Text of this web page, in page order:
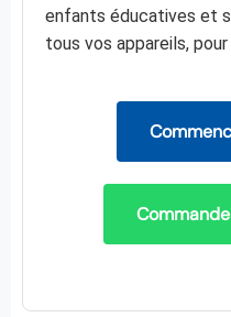
enfants éducatives et
tous vos appareils,